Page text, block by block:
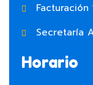
Facturación
Secretaría
Horario